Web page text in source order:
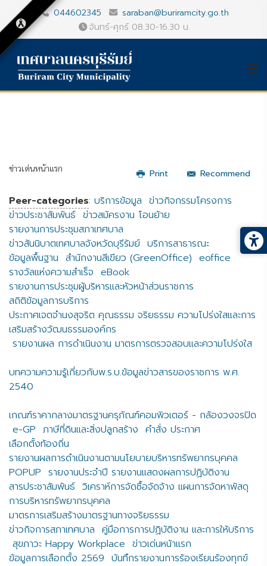
044602345
saraban@buriramcity.go.th
จันทร์-ศุกร์ 08.30-16.30 น.
Print Recommend
ข่าวเด่นหน้าแรก
Peer-categories: บริการข้อมูล ข่าวกิจกรรมโครงการ
ข่าวประชาสัมพันธ์ ข่าวสมัครงาน โอนย้าย
รายงานการประชุมสภาเทศบาล
ข่าวสันนิบาตเทศบาลจังหวัดบุรีรัมย์ บริการสาธารณะ
ข้อมูลพื้นฐาน สำนักงานสีเขียว (GreenOffice) eoffice
รางวัลแห่งความสำเร็จ eBook
รายงานการประชุมผู้บริหารและหัวหน้าส่วนราชการ
สถิติข้อมูลการบริการ
ประกาศเจตจำนงสุจริต คุณธรรม จริยธรรม ความโปร่งใสและการ
เสริมสร้างวัฒนธรรมองค์กร
รายงานผล การดำเนินงาน มาตรการตรวจสอบและความโปร่งใส
บทความความรู้เกี่ยวกับพ.ร.บ.ข้อมูลข่าวสารของราชการ พ.ศ.
2540
เกณฑ์ราคากลางมาตรฐานครุภัณฑ์คอมพิวเตอร์ - กล้องวงจรปิด
e-GP ภาษีที่ดินและสิ่งปลูกสร้าง คำสั่ง ประกาศ
เลือกตั้งท้องถิ่น
รายงานผลการดำเนินงานตามนโยบายบริหารทรัพยากรบุคคล
POPUP รายงานประจำปี รายงานแสดงผลการปฏิบัติงาน
สารประชาสัมพันธ์ วิเคราห์การจัดซื้อจัดจ้าง แผนการจัดหาพัสดุ
การบริหารทรัพยากรบุคคล
มาตรการเสริมสร้างมาตรฐานทางจริยธรรม
ข่าวกิจการสภาเทศบาล คู่มือการการปฏิบัติงาน และการให้บริการ
สุขภาวะ Happy Workplace ข่าวเด่นหน้าแรก
ข้อมูลการเลือกตั้ง 2569 บันทึกรายงานการร้องเรียนร้องทุกข์